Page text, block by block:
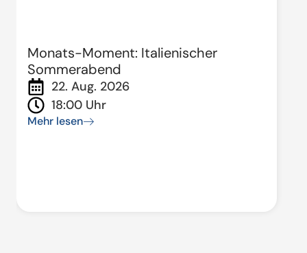
Monats-Moment: Italienischer
Sommerabend
22. Aug. 2026
18:00 Uhr
Mehr lesen